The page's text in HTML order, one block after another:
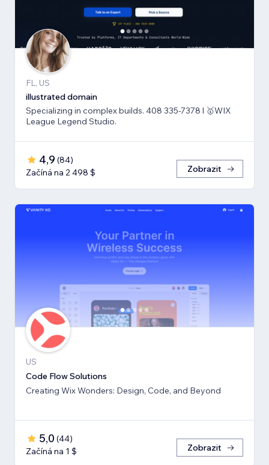
FL, US
illustrated domain
Specializing in complex builds. 408 335-7378 l 🥇WIX
League Legend Studio.
4,9 (84)
Začíná na 2 498 $
Zobrazit
US
Code Flow Solutions
Creating Wix Wonders: Design, Code, and Beyond
5,0 (44)
Začíná na 1 $
Zobrazit